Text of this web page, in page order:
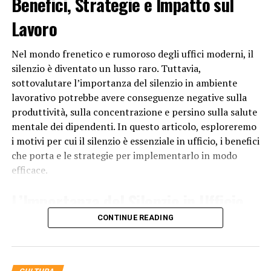
aumentare la probabilità di prendere la scossa. Alcune
persone possono avere una maggiore sensibilità alle
fisiologiche. Ad esempio, la pelle secca può favorire
l’accumulo di elettricità statica. Inoltre, alcune persone
possono indossare calzature che isolano elettricamente
il corpo, aumentando così la possibilità di prendere la
scossa.
Per ridurre la probabilità di prendere la scossa statica, ci
sono alcune misure che puoi adottare. Innanzitutto,
assicurati di mantenere un livello di umidità adeguato
umidità nell’aria. Inoltre, puoi indossare abiti realizzati
con materiali naturali, come la lana o il cotone, che
Lavoro
Nel mondo frenetico e rumoroso degli uffici moderni, il
silenzio è diventato un lusso raro. Tuttavia,
sottovalutare l’importanza del silenzio in ambiente
lavorativo potrebbe avere conseguenze negative sulla
produttività, sulla concentrazione e persino sulla salute
mentale dei dipendenti. In questo articolo, esploreremo
i motivi per cui il silenzio è essenziale in ufficio, i benefici
che porta e le strategie per implementarlo in modo
efficace.
L’Importanza del Silenzio in Ufficio
Il silenzio inufficioè fondamentale per diversi motivi:
CONTINUE READING